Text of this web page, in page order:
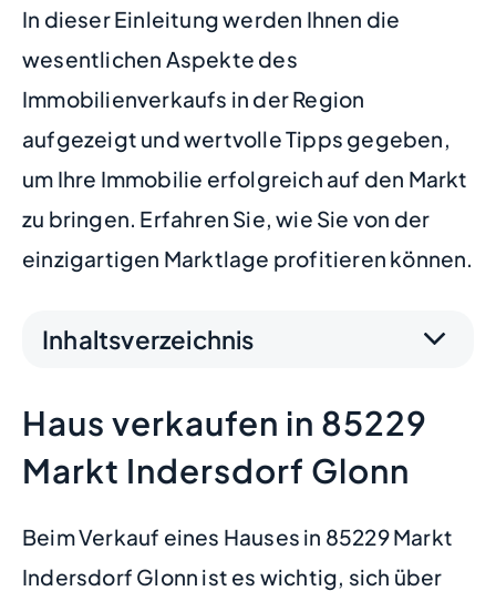
In dieser Einleitung werden Ihnen die
wesentlichen Aspekte des
Immobilienverkaufs in der Region
aufgezeigt und wertvolle Tipps gegeben,
um Ihre Immobilie erfolgreich auf den Markt
zu bringen. Erfahren Sie, wie Sie von der
einzigartigen Marktlage profitieren können.
Inhaltsverzeichnis
Haus verkaufen in 85229
Markt Indersdorf Glonn
Beim Verkauf eines Hauses in 85229 Markt
Indersdorf Glonn ist es wichtig, sich über